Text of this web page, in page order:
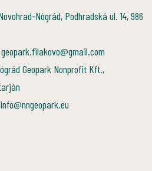
Nógrád, Podhradská ul. 14, 986
geopark.filakovo@gmail.com
Geopark Nonprofit Kft.,